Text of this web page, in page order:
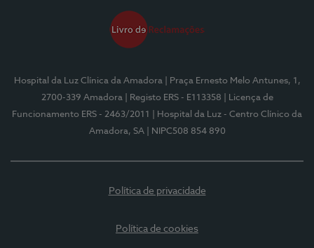
Hospital da Luz Clínica da Amadora
| Praça Ernesto Melo Antunes, 1,
2700-339 Amadora
| Registo ERS - E113358
| Licença de
Funcionamento ERS - 2463/2011
| Hospital da Luz - Centro Clínico da
Amadora, SA
| NIPC508 854 890
Política de privacidade
Política de cookies